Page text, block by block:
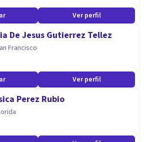
profesional.
de jóvenes , adultos , parejas,
Ver perfil
De Jesus Gutierrez Tellez
Francisco
Ver perfil
Perez Rubio